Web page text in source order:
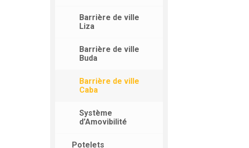
Barrière de ville
Liza
Barrière de ville
Buda
Barrière de ville
Caba
Système
d’Amovibilité
Potelets